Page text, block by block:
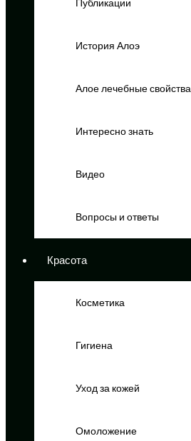
Публикации
История Алоэ
Алое лечебные свойства
Интересно знать
Видео
Вопросы и ответы
Красота
Косметика
Гигиена
Уход за кожей
Омоложение